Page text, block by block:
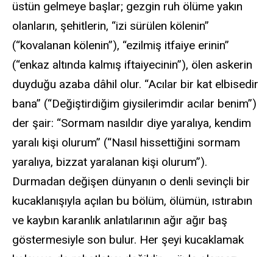
üstün gelmeye başlar; gezgin ruh ölüme yakın
olanların, şehitlerin, “izi sürülen kölenin”
(“kovalanan kölenin”), “ezilmiş itfaiye erinin”
(“enkaz altında kalmış iftaiyecinin”), ölen askerin
duyduğu azaba dâhil olur. “Acılar bir kat elbisedir
bana” (“Değiştirdiğim giysilerimdir acılar benim”)
der şair: “Sormam nasıldır diye yaralıya, kendim
yaralı kişi olurum” (“Nasıl hissettiğini sormam
yaralıya, bizzat yaralanan kişi olurum”).
Durmadan değişen dünyanın o denli sevinçli bir
kucaklanışıyla açılan bu bölüm, ölümün, ıstırabın
ve kaybın karanlık anlatılarının ağır ağır baş
göstermesiyle son bulur. Her şeyi kucaklamak